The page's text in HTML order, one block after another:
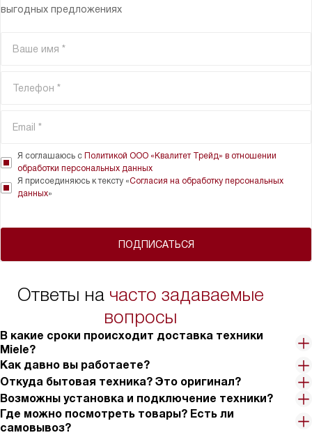
выгодных предложениях
ПОДПИСАТЬСЯ
Я соглашаюсь с Политикой ООО «Квалитет Трейд» в отношении
обработки персональных данных
Я присоединяюсь к тексту «Согласия на обработку персональных
данных»
Ответы на часто задаваемые
вопросы
В какие сроки происходит доставка техники
Miele?
Как давно вы работаете?
Откуда бытовая техника? Это оригинал?
Возможны установка и подключение техники?
Где можно посмотреть товары? Есть ли
самовывоз?